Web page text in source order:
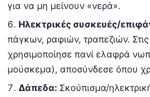
για να μη μείνουν «νερά».
Ηλεκτρικές συσκευές/
πάγκων, ραφιών, τραπεζιών.
χρησιμοποίησε πανί ελαφρά
μούσκεμα), αποσύνδεσε όπου
Δάπεδα: Σκούπισμα/